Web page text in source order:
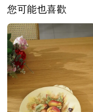
您可能也喜歡